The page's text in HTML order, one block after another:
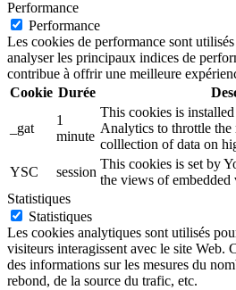
Performance
Performance
Les cookies de performance sont
analyser les principaux indices de
contribue à offrir une meilleure
Cookie Durée
_gat
1
minute
This cookies is
Analytics to throttle the
colllection of data on
YSC
session
This cookies is set by
the views of embedded
Statistiques
Statistiques
Les cookies analytiques sont utilisés
visiteurs interagissent avec le site Web.
des informations sur les mesures du
rebond, de la source du trafic, etc.